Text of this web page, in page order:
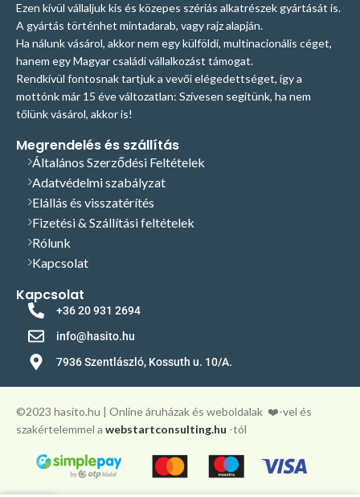
kiválasztásában. Ha kérdése merül
fel, kérjük, írjon nekünk, vagy
hívhat is minket. Bizonytalan a
megfelelő termék
kiválasztásában? Hívjon, vagy írjon
nekünk E-mailt, szívesen adunk
segítséget, szakmai tanácsot! Tel:
+36209312694
info@hasito.hu
Ezen kívül vállaljuk kis és közepes szériás alkatrészek gyártását is.
A gyártás történhet mintadarab, vagy rajz alapján.
Ha nálunk vásárol, akkor nem egy külföldi, multinacionális céget,
hanem egy Magyar családi vállalkozást támogat.
Rendkívül fontosnak tartjuk a vevői elégedettséget, így a
mottónk már 15 éve változatlan: Szívesen segítünk, ha nem
tőlünk vásárol, akkor is!
Megrendelés és szállítás
Általános Szerződési Feltételek
Adatvédelmi szabályzat
Elállás és visszatérítés
Fizetési & Szállítási feltételek
Rólunk
Kapcsolat
Kapcsolat
+36 20 931 2694
info@hasito.hu
7936 Szentlászló, Kossuth u. 10/A.
©️2023 hasito.hu | Online áruházak és weboldalak ❤️-vel és
szakértelemmel a webstartconsulting.hu -tól